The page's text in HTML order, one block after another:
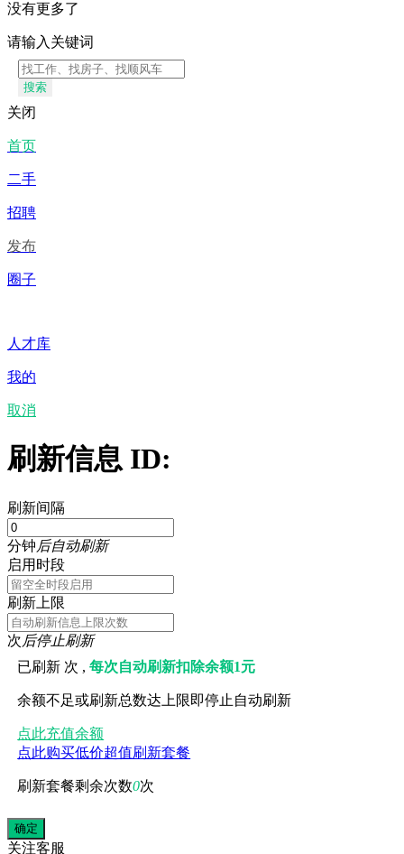
没有更多了
请输入关键词
搜索
关闭
首页
二手
招聘
发布
圈子
人才库
我的
取消
刷新信息 ID:
刷新间隔
分钟后自动刷新
启用时段
刷新上限
次后停止刷新
已刷新次 ,每次自动刷新扣除余额1元
余额不足或刷新总数达上限即停止自动刷新
点此充值余额
点此购买低价超值刷新套餐
刷新套餐剩余次数0次
关注客服